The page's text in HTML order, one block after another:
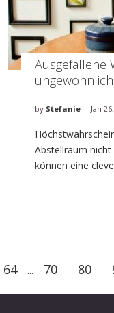
Ausgefallene
by Stefanie Jan
Abstellraum
können eine
64 ... 70 80